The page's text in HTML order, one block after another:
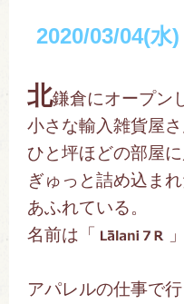
2020/03/04(水)
北鎌倉にオープン
小さな輸入雑貨屋さ
ひと坪ほどの部屋
ぎゅっと詰め込ま
あふれている。
名前は「
アパレルの仕事で